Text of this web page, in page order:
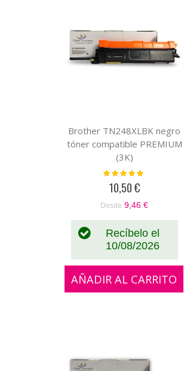
Brother TN248XLBK negro
tóner compatible PREMIUM
(3K)
Valoración:
10,50 €
Desde 9,46 €
Recíbelo el
10/08/2026
AÑADIR AL CARRITO